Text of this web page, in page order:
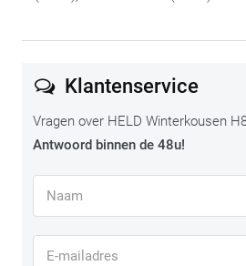
Klantenservice
Vragen over HELD Winterkousen
Antwoord binnen de 48u!